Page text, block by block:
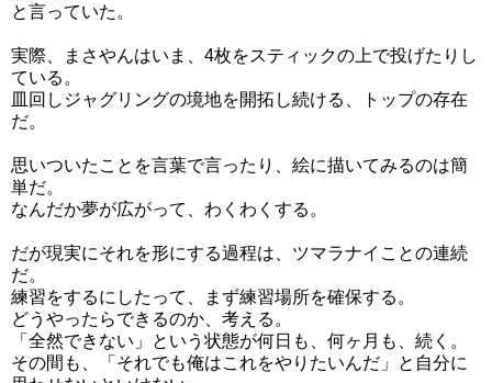
と言っていた。
実際、まさやんはいま、4枚をスティックの上で投げたりし
ている。
皿回しジャグリングの境地を開拓し続ける、トップの存在
だ。
思いついたことを言葉で言ったり、絵に描いてみるのは簡
単だ。
なんだか夢が広がって、わくわくする。
だが現実にそれを形にする過程は、ツマラナイことの連続
だ。
練習をするにしたって、まず練習場所を確保する。
どうやったらできるのか、考える。
「全然できない」という状態が何日も、何ヶ月も、続く。
その間も、「それでも俺はこれをやりたいんだ」と自分に